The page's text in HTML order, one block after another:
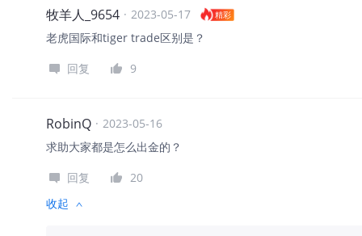
牧羊人_9654 · 2023-05-17 精彩
老虎国际和tiger trade区别是？
回复
9
RobinQ · 2023-05-16
求助大家都是怎么出金的？
回复
20
收起